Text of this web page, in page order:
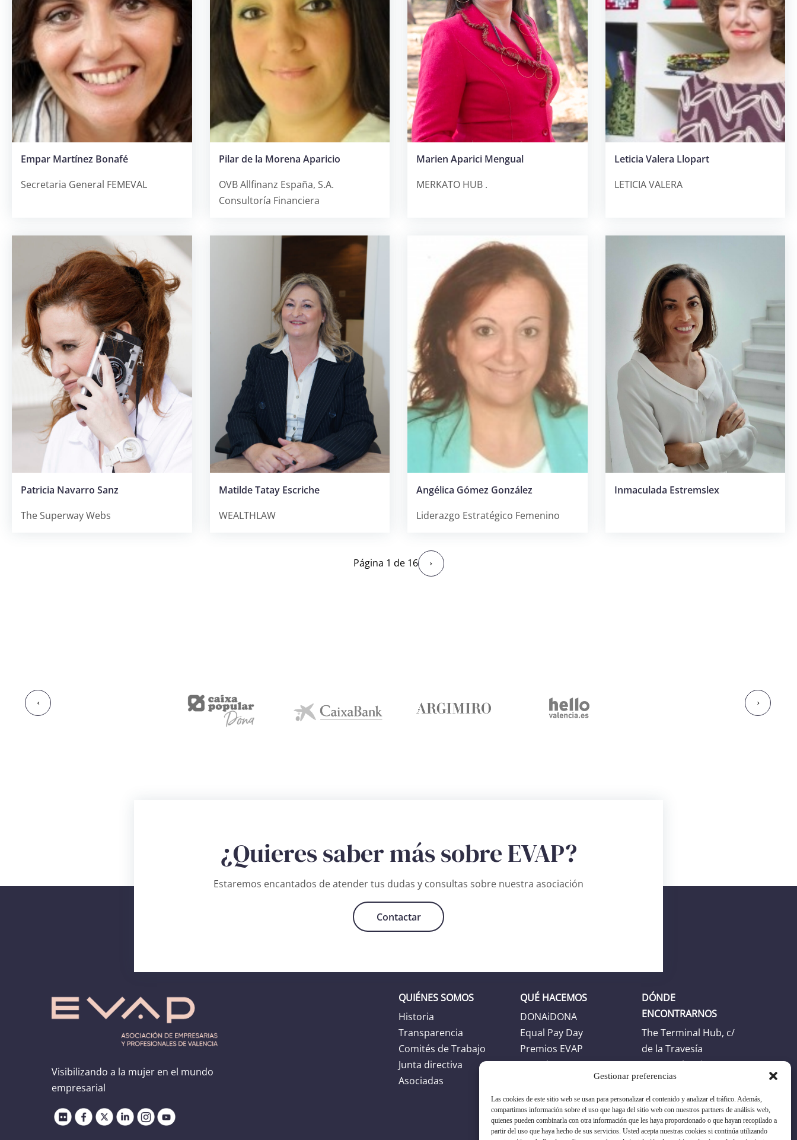
Gestionar preferencias
Las cookies de este sitio web se usan para personalizar el contenido y analizar el tráfico. Además,
compartimos información sobre el uso que haga del sitio web con nuestros partners de análisis web,
quienes pueden combinarla con otra información que les haya proporcionado o que hayan recopilado a
partir del uso que haya hecho de sus servicios. Usted acepta nuestras cookies si continúa utilizando
Empar Martínez Bonafé
Secretaria General FEMEVAL
Pilar de la Morena Aparicio
OVB Allfinanz España, S.A.
Consultoría Financiera
Marien Aparici Mengual
MERKATO HUB .
Leticia Valera Llopart
LETICIA VALERA
Patricia Navarro Sanz
The Superway Webs
Matilde Tatay Escriche
WEALTHLAW
Angélica Gómez González
Liderazgo Estratégico Femenino
Inmaculada Estremslex
Página 1 de 16
‹ ›
¿Quieres saber más sobre EVAP?
Estaremos encantados de atender tus dudas y consultas sobre nuestra asociación
Contactar
Visibilizando a la mujer en el mundo
empresarial
QUIÉNES SOMOS
Historia
Transparencia
Comités de Trabajo
Junta directiva
Asociadas
QUÉ HACEMOS
DONAiDONA
Equal Pay Day
Premios EVAP
Agenda
DÓNDE
ENCONTRARNOS
The Terminal Hub, c/
de la Travesía
46024 Valencia
Horario oficina: L-J:
8:30h -17:30h. V: 8:30h